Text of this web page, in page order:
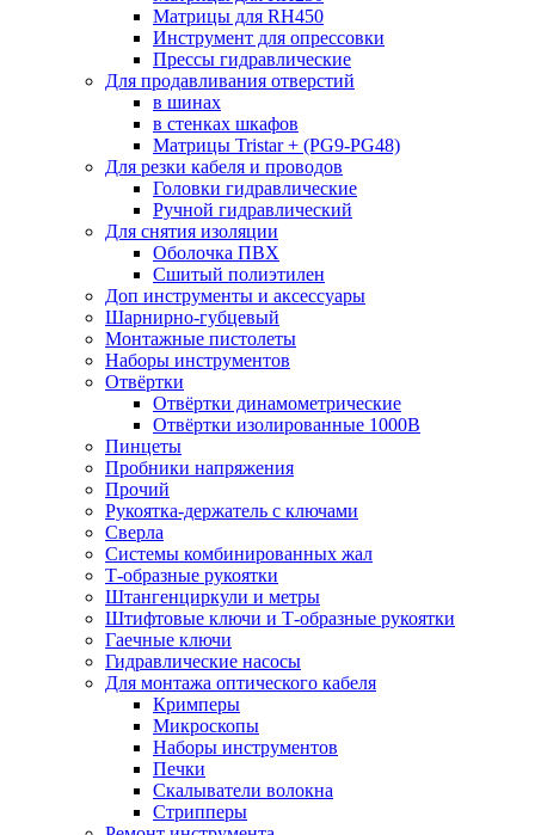
Матрицы для RH450
Инструмент для опрессовки
Прессы гидравлические
Для продавливания отверстий
в шинах
в стенках шкафов
Матрицы Tristar + (PG9-PG48)
Для резки кабеля и проводов
Головки гидравлические
Ручной гидравлический
Для снятия изоляции
Оболочка ПВХ
Сшитый полиэтилен
Доп инструменты и аксессуары
Шарнирно-губцевый
Монтажные пистолеты
Наборы инструментов
Отвёртки
Отвёртки динамометрические
Отвёртки изолированные 1000В
Пинцеты
Пробники напряжения
Прочий
Рукоятка-держатель с ключами
Сверла
Системы комбинированных жал
Т-образные рукоятки
Штангенциркули и метры
Штифтовые ключи и Т-образные рукоятки
Гаечные ключи
Гидравлические насосы
Для монтажа оптического кабеля
Кримперы
Микроскопы
Наборы инструментов
Печки
Скалыватели волокна
Стрипперы